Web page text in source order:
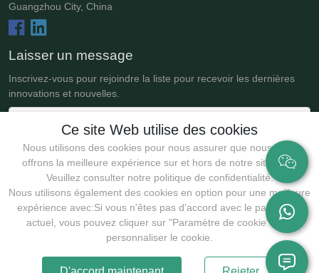
Ce site Web utilise des cookies
Nous utilisons des cookies pour nous assurer que nous vous
offrons la meilleure expérience sur et hors de notre site Web.
Veuillez consulter notre politique de confidentialité.
Nous utilisons également des cookies en option pour une meilleure
expérience avec:Si vous n'êtes pas d'accord avec le paramètre
actuel, vous pouvez cliquer sur "Paramètre de cookie" pour
personnaliser le cookie.
Guangzhou City, China
Laisser un message
Inscrivez-vous pour rejoindre la liste pour recevoir les dernières
innovations et nouvelles.